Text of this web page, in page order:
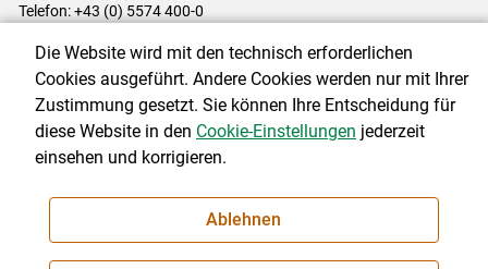
Telefon: +43 (0) 5574 400-0
Impressum|Kontakt|Datenschutzerklärung|Barrierefreiheit|
Cookie-Einstellungen
NEWSLETTER
Die Website wird mit den technisch erforderlichen
Cookies ausgeführt. Andere Cookies werden nur mit Ihrer
Zustimmung gesetzt. Sie können Ihre Entscheidung für
diese Website in den Cookie-Einstellungen jederzeit
einsehen und korrigieren.
Ablehnen